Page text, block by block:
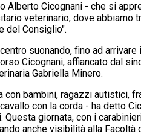
Alberto Cicognani - che si
veterinario, dove abbiamo
del Consiglio".
suonando, fino ad
Cicognani, affiancato dal
Gabriella Minero.
bambini, ragazzi autistici,
con la corda - ha detto
giornata, con i
anche visibilità alla Facoltà